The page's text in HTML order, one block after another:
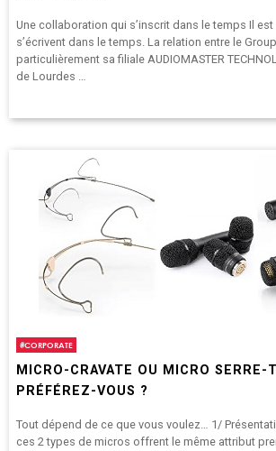
Une collaboration qui s’inscrit dans le temps Il
s’écrivent dans le temps. La relation entre le
particulièrement sa filiale AUDIOMASTER
de Lourdes …
#CORPORATE
MICRO-CRAVATE OU MICRO SERRE-
PRÉFÉREZ-VOUS ?
Tout dépend de ce que vous voulez… 1/
ces 2 types de micros offrent le même attribut